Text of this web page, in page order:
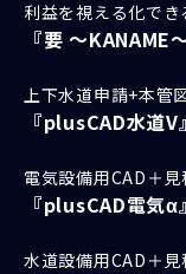
利益を視える化で
『要 ～KANAME～
上下水道申請+本管
『plusCAD水道V』
電気設備用CAD＋
『plusCAD電気α』
水道設備用CAD＋